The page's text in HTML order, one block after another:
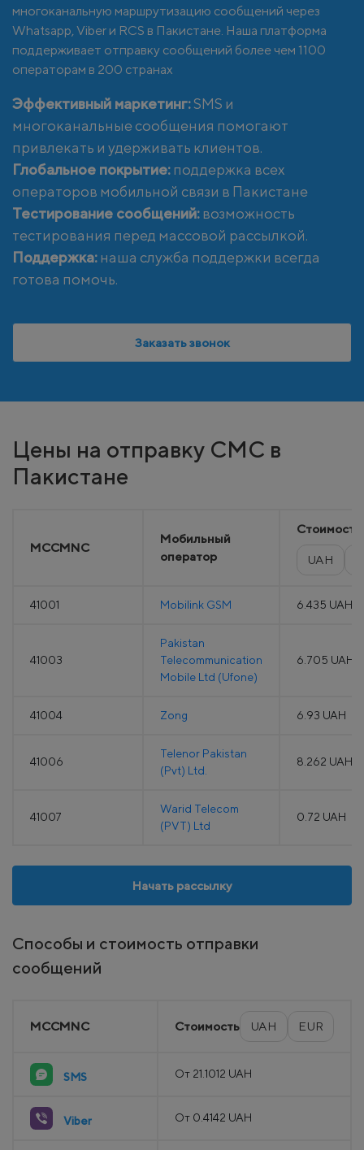
многоканальную маршрутизацию сообщений через
Whatsapp, Viber и RCS в Пакистане. Наша платформа
поддерживает отправку сообщений более чем 1100
операторам в 200 странах
Эффективный маркетинг:SMS и
многоканальные сообщения помогают
привлекать и удерживать клиентов.
Глобальное покрытие:поддержка всех
операторов мобильной связи в Пакистане
Тестирование сообщений:возможность
тестирования перед массовой рассылкой.
Поддержка:наша служба поддержки всегда
готова помочь.
Заказать звонок
Цены на отправку СМС в
Пакистане
MCCMNC
Мобильный
оператор
Стоимость
UAH
41001 Mobilink GSM 6.435 UAH
41003
Pakistan
Telecommunication
Mobile Ltd (Ufone)
6.705 UAH
41004 Zong 6.93 UAH
41006
Telenor Pakistan
(Pvt) Ltd.
8.262 UAH
41007
Warid Telecom
(PVT) Ltd
0.72 UAH
Начать рассылку
Способы и стоимость отправки
сообщений
MCCMNC Стоимость UAH EUR
SMS От 21.1012 UAH
Viber От 0.4142 UAH